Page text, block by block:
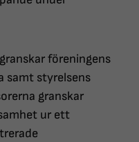
föreningens
samt styrelsens
granskar
ur ett